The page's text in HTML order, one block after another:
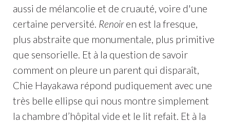
aussi de mélancolie et de cruauté, voire d'une
certaine perversité. Renoiren est la fresque,
plus abstraite que monumentale, plus primitive
que sensorielle. Et à la question de savoir
comment on pleure un parent qui disparaît,
Chie Hayakawa répond pudiquement avec une
très belle ellipse qui nous montre simplement
la chambre d’hôpital vide et le lit refait. Et à la